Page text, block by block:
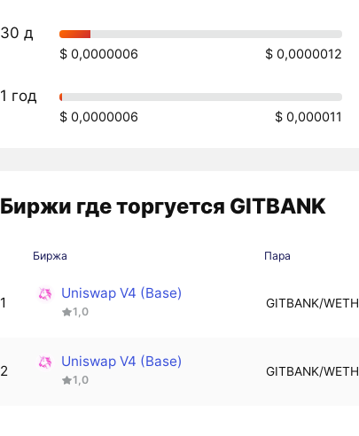
30 д
$ 0,0000006 $ 0,0000012
1 год
$ 0,0000006 $ 0,000011
Биржи где торгуется GITBANK
Биржа Пара
1
Uniswap V4 (Base)
1,0
GITBANK/WETH
2
Uniswap V4 (Base)
1,0
GITBANK/WETH